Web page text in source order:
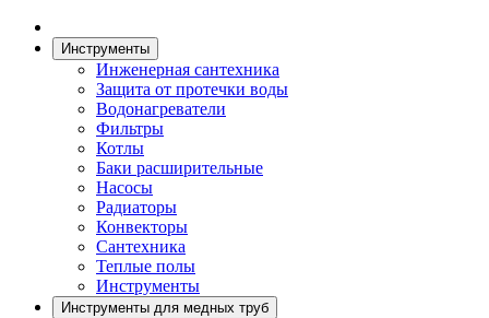
Инструменты
Инженерная сантехника
Защита от протечки воды
Водонагреватели
Фильтры
Котлы
Баки расширительные
Насосы
Радиаторы
Конвекторы
Сантехника
Теплые полы
Инструменты
Инструменты для медных труб